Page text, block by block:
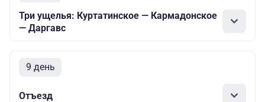
Три ущелья: Куртатинское — Кармадонское
— Даргавс
9 день
Отъезд